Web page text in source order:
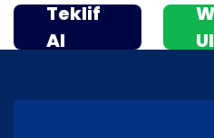
Teklif
Al